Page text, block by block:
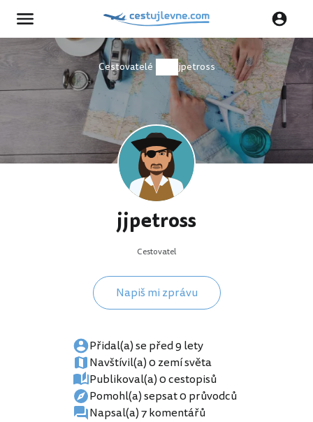
Cestovatelé jjpetross
jjpetross
Cestovatel
Napiš mi zprávu
Přidal(a) se před 9 lety
Navštívil(a) 0 zemí světa
Publikoval(a) 0 cestopisů
Pomohl(a) sepsat 0 průvodců
Napsal(a) 7 komentářů